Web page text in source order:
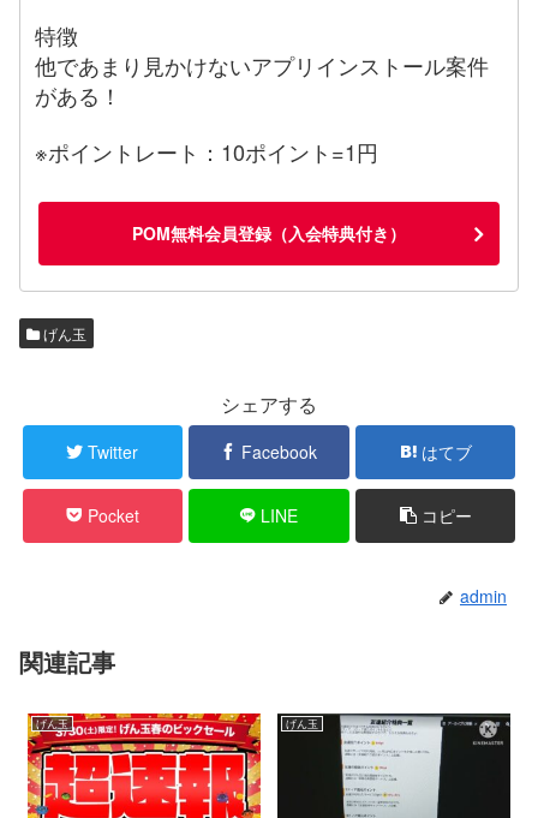
特徴
他であまり見かけないアプリインストール案件
がある！
※ポイントレート：10ポイント=1円
POM無料会員登録（入会特典付き）
げん玉
シェアする
Twitter Facebook はてブ
Pocket LINE コピー
admin
関連記事
げん玉 げん玉